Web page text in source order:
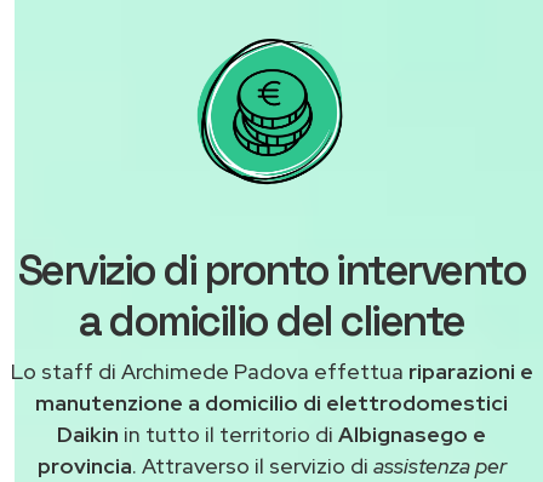
Servizio di pronto intervento
a domicilio del cliente
Lo staff di Archimede Padova effettua riparazioni e
manutenzione a domicilio di elettrodomestici
Daikin in tutto il territorio di Albignasego e
provincia. Attraverso il servizio di assistenza per